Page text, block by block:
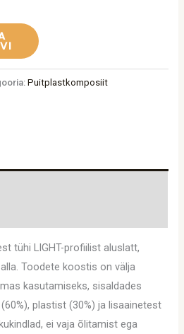
Puitplastkomposiit
tühi LIGHT-profiilist aluslatt,
Toodete koostis on välja
kasutamiseks, sisaldades
plastist (30%) ja lisaainetest
ei vaja õlitamist ega